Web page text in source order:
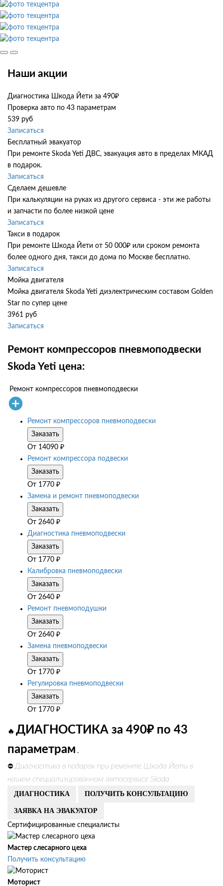
Наши акции
Диагностика Шкода Йети за 490₽
Проверка авто по 43 параметрам
539 руб
Записаться
Бесплатный эвакуатор
При ремонте Skoda Yeti ДВС, эвакуация авто в пределах МКАД
в подарок.
Записаться
Сделаем дешевле
При калькуляции на руках из другого сервиса - эти же работы
и запчасти по более низкой цене
Записаться
Такси в подарок
При ремонте Шкода Йети от 50 000₽ или сроком ремонта
более одного дня, такси до дома по Москве бесплатно.
Записаться
Мойка двигателя
Мойка двигателя Skoda Yeti диэлектрическим составом Golden
Star по супер цене
3961 руб
Записаться
Ремонт компрессоров пневмоподвески
Skoda Yeti цена:
Ремонт компрессоров пневмоподвески
Ремонт компрессоров пневмоподвески
Заказать
От 14090 ₽
Ремонт компрессора подвески
Заказать
От 1770 ₽
Замена и ремонт пневмоподвески
Заказать
От 2640 ₽
Диагностика пневмоподвески
Заказать
От 1770 ₽
Калибровка пневмоподвески
Заказать
От 2640 ₽
Ремонт пневмоподушки
Заказать
От 2640 ₽
Замена пневмоподвески
Заказать
От 1770 ₽
Регулировка пневмоподвески
Заказать
От 1770 ₽
🔥 ДИАГНОСТИКА за 490₽ по 43
параметрам .
⛔ Диагностика в подарок при ремонте Шкода Йети в
нашем специализированном автосервисе Skoda
ДИАГНОСТИКА ПОЛУЧИТЬ КОНСУЛЬТАЦИЮ
ЗАЯВКА НА ЭВАКУАТОР
Сертифицированные специалисты
Мастер слесарного цеха
Получить консультацию
Моторист